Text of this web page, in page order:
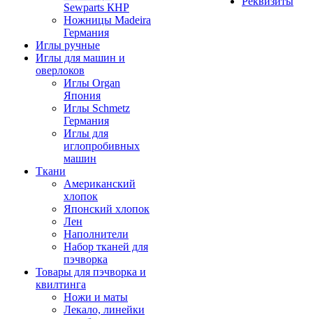
Sewparts КНР
Ножницы Madeira
Германия
Иглы ручные
Иглы для машин и
оверлоков
Иглы Organ
Япония
Иглы Schmetz
Германия
Иглы для
иглопробивных
машин
Ткани
Американский
хлопок
Японский хлопок
Лен
Наполнители
Набор тканей для
пэчворка
Товары для пэчворка и
квилтинга
Ножи и маты
Лекало, линейки